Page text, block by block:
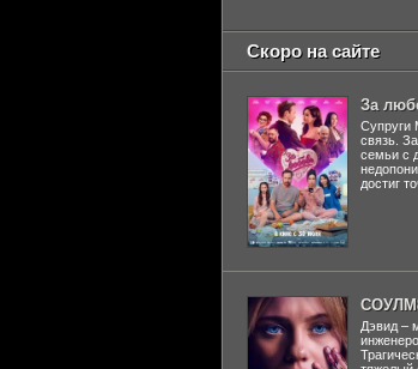
Скоро на сайте
За
Супруги
связь.
семьи с
достиг
Дэвид –